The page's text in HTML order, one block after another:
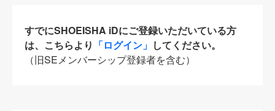
すでにSHOEISHA iDにご登録いただいている方
は、こちらより 「ログイン」 してください。
（旧SEメンバーシップ登録者を含む）